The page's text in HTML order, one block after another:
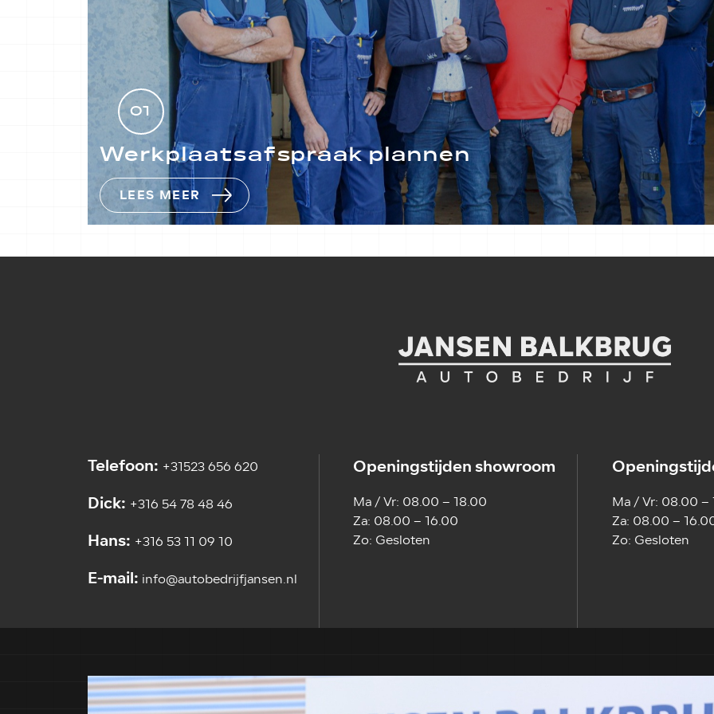
01
Werkplaatsafspraak plannen
LEES MEER
Telefoon: +31523 656 620
Dick: +316 54 78 48 46
Hans: +316 53 11 09 10
E-mail: info@autobedrijfjansen.nl
Openingstijden showroom
Ma / Vr: 08.00 – 18.00
Za: 08.00 – 16.00
Zo: Gesloten
Ma / Vr: 08.00 –
Za: 08.00 –
Zo: Gesloten